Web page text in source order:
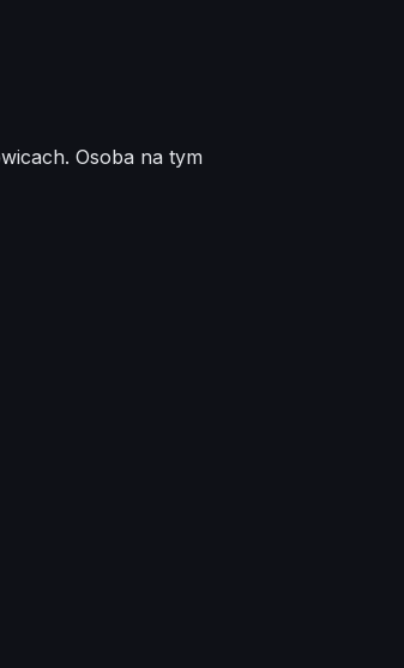
Osoba na tym